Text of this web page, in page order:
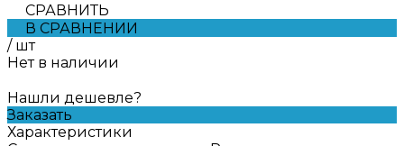
СРАВНИТЬ
В СРАВНЕНИИ
/ шт
Нет в наличии
Нашли дешевле?
Заказать
Характеристики